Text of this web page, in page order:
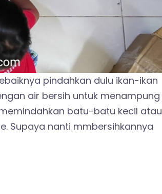
pindahkan dulu ikan-ikan
air bersih untuk menampung
batu-batu kecil atau
Supaya nanti mmbersihkannya